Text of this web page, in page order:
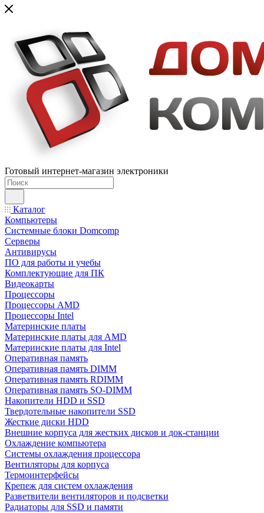
Готовый интернет-магазин электроники
Каталог
Компьютеры
Системные блоки Domcomp
Серверы
Антивирусы
ПО для работы и учебы
Комплектующие для ПК
Видеокарты
Процессоры
Процессоры AMD
Процессоры Intel
Материнские платы
Материнские платы для AMD
Материнские платы для Intel
Оперативная память
Оперативная память DIMM
Оперативная память RDIMM
Оперативная память SO-DIMM
Накопители HDD и SSD
Твердотельные накопители SSD
Жесткие диски HDD
Внешние корпуса для жестких дисков и док-станции
Охлаждение компьютера
Системы охлаждения процессора
Вентиляторы для корпуса
Термоинтерфейсы
Крепеж для систем охлаждения
Разветвители вентиляторов и подсветки
Радиаторы для SSD и памяти